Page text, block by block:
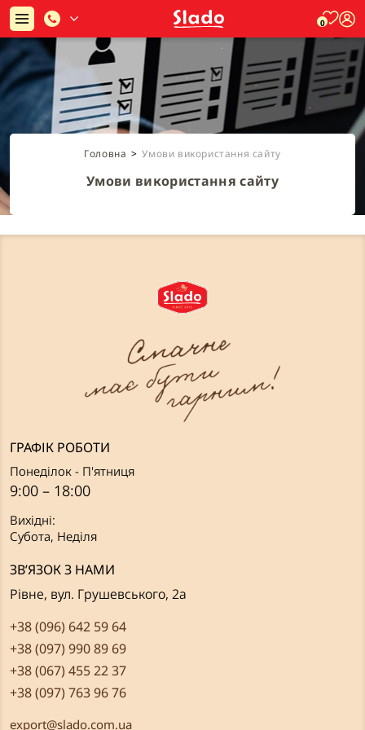
0
Головна > Умови використання сайту
Умови використання сайту
ГРАФІК РОБОТИ
Понеділок - П'ятниця
9:00 – 18:00
Вихідні:
Субота, Неділя
ЗВ’ЯЗОК З НАМИ
Рівне, вул. Грушевського, 2а
+38 (096) 642 59 64
+38 (097) 990 89 69
+38 (067) 455 22 37
+38 (097) 763 96 76
export@slado.com.ua